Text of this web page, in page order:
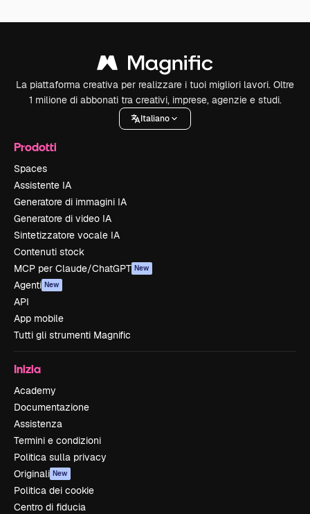
La piattaforma creativa per realizzare i tuoi migliori lavori. Oltre
1 milione di abbonati tra creativi, imprese, agenzie e studi.
Italiano
Prodotti
Spaces
Assistente IA
Generatore di immagini IA
Generatore di video IA
Sintetizzatore vocale IA
Contenuti stock
MCP per Claude/ChatGPT New
Agenti New
API
App mobile
Tutti gli strumenti Magnific
Inizia
Academy
Documentazione
Assistenza
Termini e condizioni
Politica sulla privacy
Originali New
Politica dei cookie
Centro di fiducia